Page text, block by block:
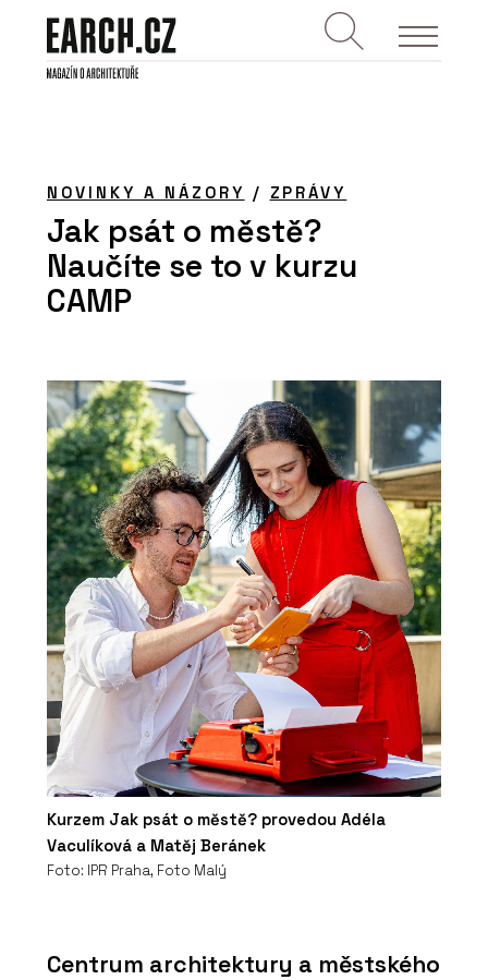
NOVINKY A NÁZORY / ZPRÁVY
Jak psát o městě?
Naučíte se to v kurzu
CAMP
Kurzem Jak psát o městě? provedou Adéla
Vaculíková a Matěj Beránek
Foto: IPR Praha, Foto Malý
Centrum architektury a městského